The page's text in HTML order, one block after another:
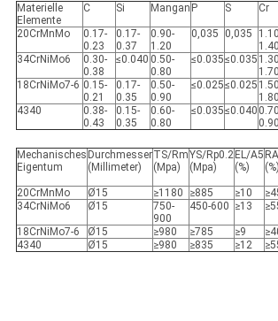
Materielle
Elemente
C Si Mangan P S Cr
20CrMnMo
0.17-
0.23
0.17-
0.37
0.90-
1.20
0,035 0,035
1.40
34CrNiMo6
0.30-
0.38
≤0.040 0.50-
0.80
≤0.035≤0.035
1.70
18CrNiMo7-6 0.15-
0.21
0.17-
0.35
0.50-
0.90
≤0.025≤0.025
1.80
4340
0.38-
0.43
0.15-
0.35
0.60-
0.80
≤0.035≤0.040
0.90
Mechanisches
Eigentum
Durchmesser
(Millimeter)
TS/Rm
(Mpa)
YS/Rp0.2
(Mpa)
EL/A5
(%)
(%)
20CrMnMo Ø15 ≥1180 ≥885 ≥10
34CrNiMo6
Ø15
750-
900
450-600 ≥13
18CrNiMo7-6 Ø15 ≥980 ≥785 ≥9
4340
Ø15 ≥980 ≥835 ≥12